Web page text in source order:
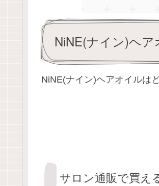
NiNE(ナイン)ヘ
NiNE(ナイン)ヘアオイルは
サロン通販で買え